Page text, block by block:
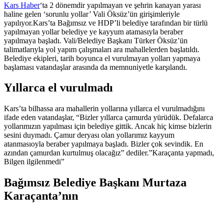
Kars Haber‘ta 2 dönemdir yapılmayan ve şehrin kanayan yarası
haline gelen ‘sorunlu yollar’ Vali Öksüz’ün girişimleriyle
yapılıyor.Kars’ta Bağımsız ve HDP’li belediye tarafından bir türlü
yapılmayan yollar belediye ye kayyum atamasıyla beraber
yapılmaya başladı. Vali/Belediye Başkanı Türker Öksüz’ün
talimatlarıyla yol yapım çalışmaları ara mahallelerden başlatıldı.
Belediye ekipleri, tarih boyunca el vurulmayan yolları yapmaya
başlaması vatandaşlar arasında da memnuniyetle karşılandı.
Yıllarca el vurulmadı
Kars’ta bilhassa ara mahallerin yollarına yıllarca el vurulmadığını
ifade eden vatandaşlar, “Bizler yıllarca çamurda yürüdük. Defalarca
yollarımızın yapılması için belediye gittik. Ancak hiç kimse bizlerin
sesini duymadı. Çamur deryası olan yollarımız kayyum
atanmasıoyla beraber yapılmaya başladı. Bizler çok sevindik. En
azından çamurdan kurtulmuş olacağız” dediler.”Karaçanta yapmadı,
Bilgen ilgilenmedi”
Bağımsız Belediye Başkanı Murtaza
Karaçanta’nın